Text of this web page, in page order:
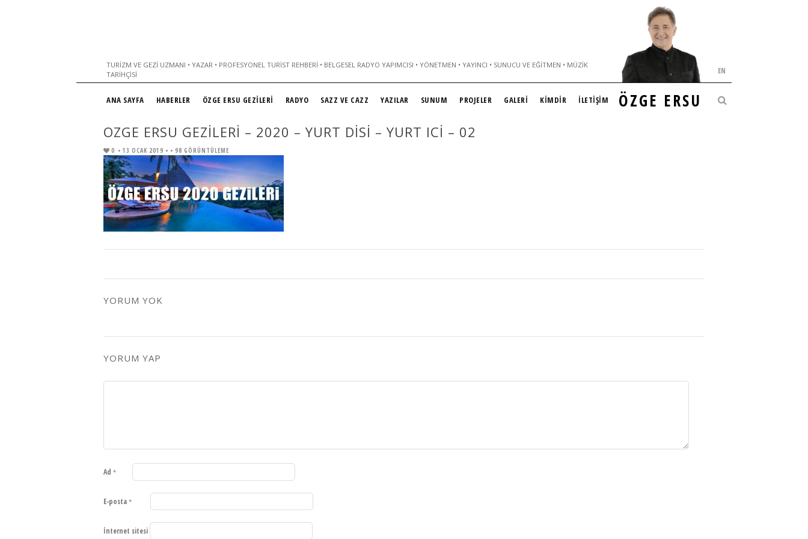
TURIZM VE GEZI UZMANI • YAZAR • PROFESYONEL TURIST REHBERI • BELGESEL RADYO YAPIMCISI • YÖNETMEN • YAYINCI • SUNUCU VE EĞITMEN • MÜZIK
TARIHÇISI
ÖZGE ERSU
EN
ANA SAYFA HABERLER ÖZGE ERSU GEZİLERİ RADYO SAZZ VE CAZZ YAZILAR SUNUM PROJELER GALERİ KİMDİR İLETİŞİM
OZGE ERSU GEZILERI – 2020 – YURT DISI – YURT ICI – 02
0 • 13 OCAK 2019 • • 98 GÖRÜNTÜLEME
YORUM YOK
YORUM YAP
Ad *
E-posta *
İnternet sitesi